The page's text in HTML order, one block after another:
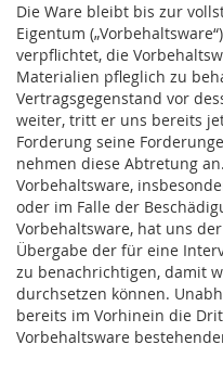
Die Ware bleibt bis zur
Eigentum
verpflichtet, die
Materialien pfleglich zu
Vertragsgegenstand vor
weiter, tritt er uns bereits
Forderung seine
nehmen diese Abtretung
Vorbehaltsware,
oder im Falle der
Vorbehaltsware, hat uns
Übergabe der für eine
zu benachrichtigen, damit
durchsetzen können.
bereits im Vorhinein die
Vorbehaltsware